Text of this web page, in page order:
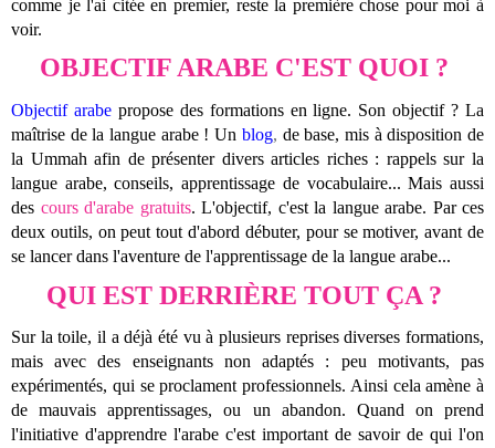
comme je l'ai citée en premier, reste la première chose pour moi à
voir.
OBJECTIF ARABE C'EST QUOI ?
Objectif arabe propose des formations en ligne. Son objectif ? La
maîtrise de la langue arabe ! Un blog, de base, mis à disposition de
la Ummah afin de présenter divers articles riches : rappels sur la
langue arabe, conseils, apprentissage de vocabulaire... Mais aussi
des cours d'arabe gratuits. L'objectif, c'est la langue arabe. Par ces
deux outils, on peut tout d'abord débuter, pour se motiver, avant de
se lancer dans l'aventure de l'apprentissage de la langue arabe...
QUI EST DERRIÈRE TOUT ÇA ?
Sur la toile, il a déjà été vu à plusieurs reprises diverses formations,
mais avec des enseignants non adaptés : peu motivants, pas
expérimentés, qui se proclament professionnels. Ainsi cela amène à
de mauvais apprentissages, ou un abandon. Quand on prend
l'initiative d'apprendre l'arabe c'est important de savoir de qui l'on